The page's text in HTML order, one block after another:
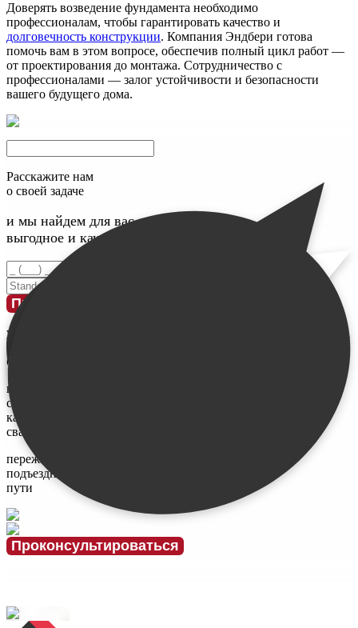
Доверять возведение фундамента необходимо
профессионалам, чтобы гарантировать качество и
долговечность конструкции. Компания Эндбери готова
помочь вам в этом вопросе, обеспечив полный цикл работ —
от проектирования до монтажа. Сотрудничество с
профессионалами — залог устойчивости и безопасности
вашего будущего дома.
Расскажите нам
о своей задаче
и мы найдем для вас максимально
выгодное и качественное решение
Проконсультироваться
у меня
бюджет
не знаю,
сколько и
каких нужно
свай
переживаю за
подъездные
пути
Проконсультироваться